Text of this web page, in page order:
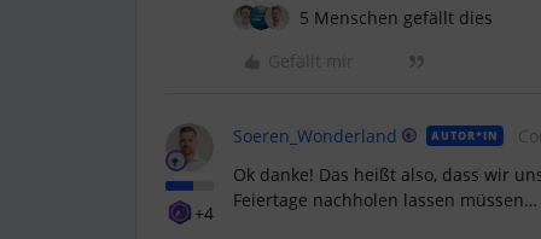
5 Menschen gefällt dies
Gefällt mir
+4
Soeren_Wonderland AUTOR*IN
Ok danke! Das heißt also, dass wir
Feiertage nachholen lassen müssen…